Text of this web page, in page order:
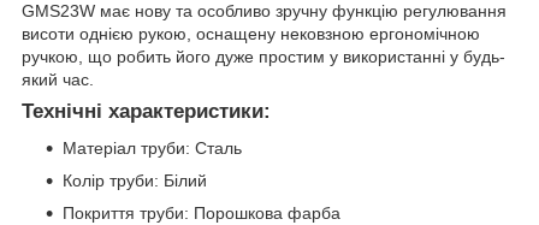
GMS23W має нову та особливо зручну функцію регулювання
висоти однією рукою, оснащену нековзною ергономічною
ручкою, що робить його дуже простим у використанні у будь-
який час.
Технічні характеристики:
Матеріал труби: Сталь
Колір труби: Білий
Покриття труби: Порошкова фарба